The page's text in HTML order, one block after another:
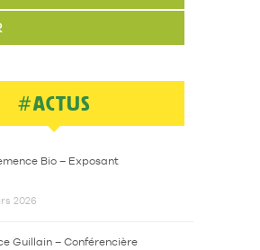
#ACTUS
Bio – Exposant
2026
Guillain – Conférencière